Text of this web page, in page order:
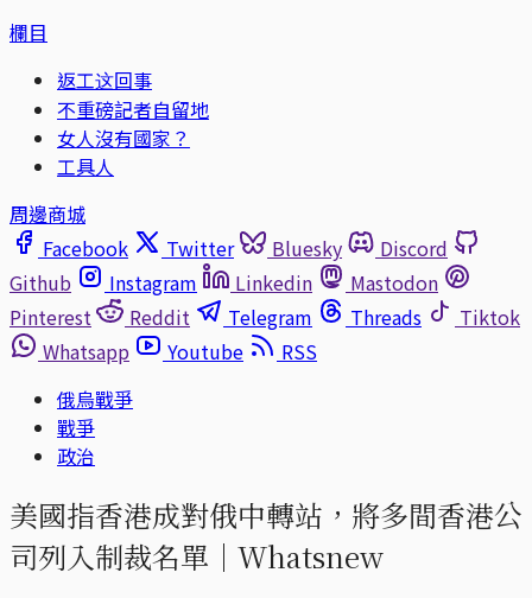
欄目
返工这回事
不重磅記者自留地
女人沒有國家？
工具人
周邊商城
Facebook
Twitter Bluesky
Discord
Github
Instagram Linkedin
Mastodon
Pinterest
Reddit Telegram Threads
Tiktok
Whatsapp
Youtube
RSS
俄烏戰爭
戰爭
政治
美國指香港成對俄中轉站，將多間香港公
司列入制裁名單｜Whatsnew